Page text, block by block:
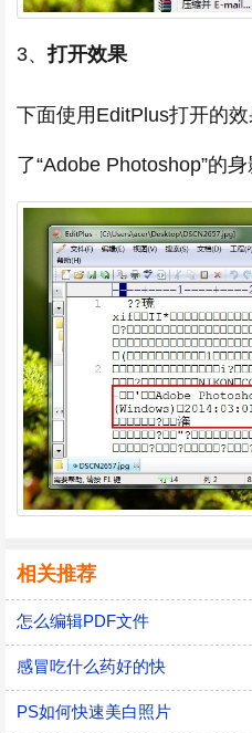
3、打开效果
下面使用EditPlus打开的
了“Adobe Photoshop”的身
相关推荐
怎么编辑PDF文件
感冒吃什么药好的快
PS如何快速美白照片